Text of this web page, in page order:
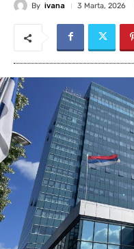
By ivana 3 Marta, 2026